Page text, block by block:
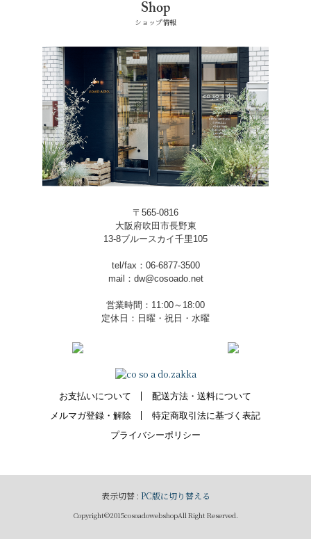
Shop
ショップ情報
〒565-0816
大阪府吹田市長野東
13-8ブルースカイ千里105
tel/fax：06-6877-3500
mail：dw@cosoado.net
営業時間：11:00～18:00
定休日：日曜・祝日・水曜
お支払いについて
配送方法・送料について
メルマガ登録・解除
特定商取引法に基づく表記
プライバシーポリシー
表示切替 : PC版に切り替える
Copyright©2015cosoadowebshopAll Right Reserved.